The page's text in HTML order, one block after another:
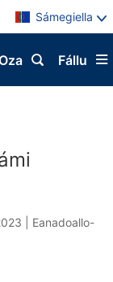
Sámegiella
Fállu
Eanadoallo-